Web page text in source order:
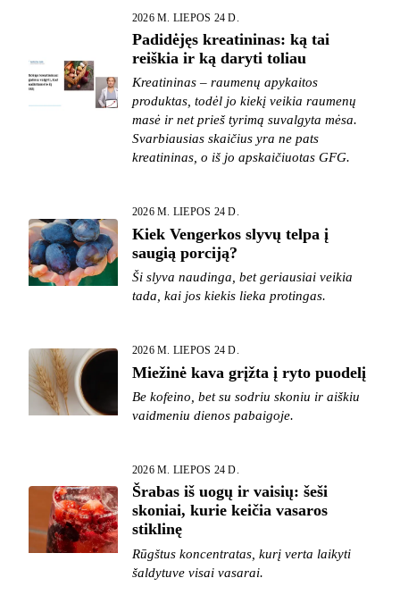
2026 M. LIEPOS 24 D.
Padidėjęs kreatininas: ką tai
reiškia ir ką daryti toliau
Kreatininas – raumenų apykaitos
produktas, todėl jo kiekį veikia raumenų
masė ir net prieš tyrimą suvalgyta mėsa.
Svarbiausias skaičius yra ne pats
kreatininas, o iš jo apskaičiuotas GFG.
2026 M. LIEPOS 24 D.
Kiek Vengerkos slyvų telpa į
saugią porciją?
Ši slyva naudinga, bet geriausiai veikia
tada, kai jos kiekis lieka protingas.
2026 M. LIEPOS 24 D.
Miežinė kava grįžta į ryto puodelį
Be kofeino, bet su sodriu skoniu ir aiškiu
vaidmeniu dienos pabaigoje.
2026 M. LIEPOS 24 D.
Šrabas iš uogų ir vaisių: šeši
skoniai, kurie keičia vasaros
stiklinę
Rūgštus koncentratas, kurį verta laikyti
šaldytuve visai vasarai.